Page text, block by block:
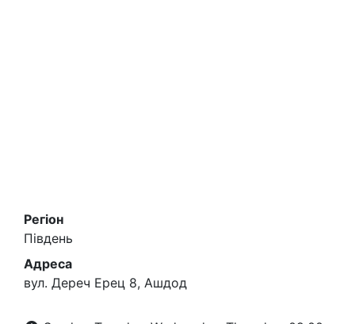
Регіон
Південь
Адреса
вул. Дереч Ерец 8, Ашдод